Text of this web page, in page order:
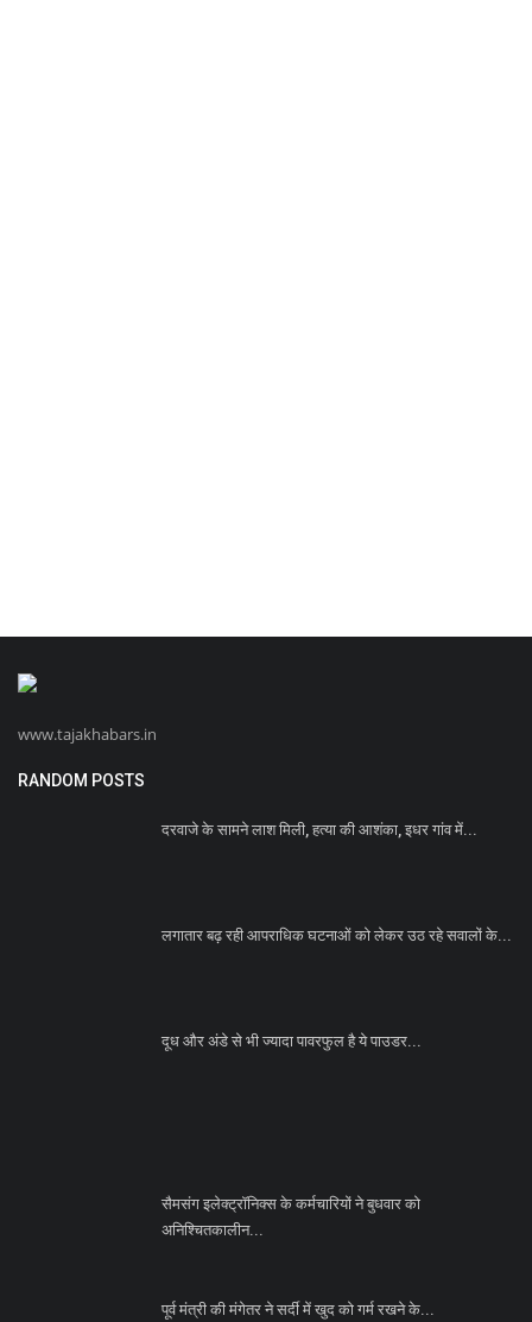
www.tajakhabars.in
RANDOM POSTS
दरवाजे के सामने लाश मिली, हत्या की आशंका, इधर गांव में...
लगातार बढ़ रही आपराधिक घटनाओं को लेकर उठ रहे सवालों के...
दूध और अंडे से भी ज्यादा पावरफुल है ये पाउडर...
सैमसंग इलेक्ट्रॉनिक्स के कर्मचारियों ने बुधवार को
अनिश्चितकालीन...
पूर्व मंत्री की मंगेतर ने सर्दी में खुद को गर्म रखने के...